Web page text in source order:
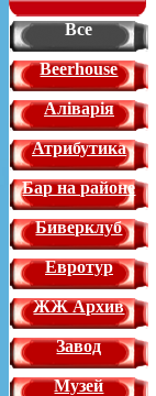
Все
Beerhouse
Аліварія
Атрибутика
Бар на районе
Биверклуб
Евротур
ЖЖ Архив
Завод
Музей